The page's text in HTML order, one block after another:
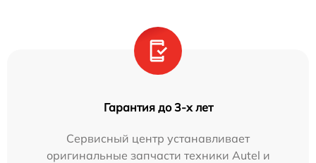
Гарантия до 3-х лет
Сервисный центр устанавливает
оригинальные запчасти техники Autel и